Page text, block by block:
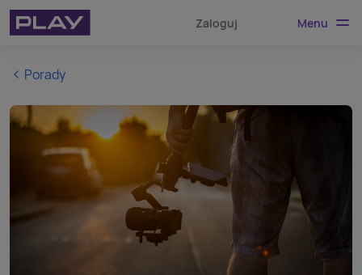
Zaloguj Menu
Porady